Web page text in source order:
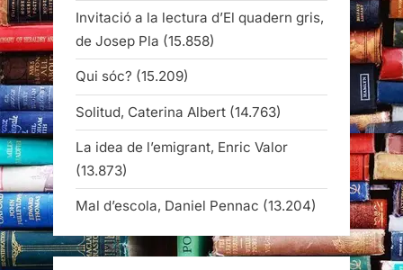
Invitació a la lectura d’El quadern gris,
de Josep Pla (15.858)
Qui sóc? (15.209)
Solitud, Caterina Albert (14.763)
La idea de l’emigrant, Enric Valor
(13.873)
Mal d’escola, Daniel Pennac (13.204)